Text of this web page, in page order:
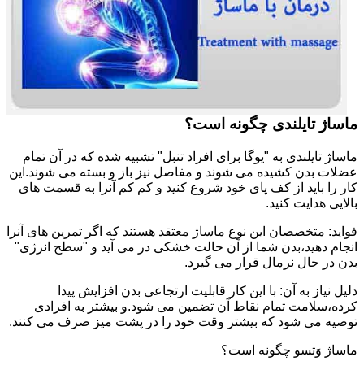
ماساژ تایلندی چگونه است؟
ماساژ تایلندی به "یوگا برای افراد تنبل" تشبیه شده که در آن تمام
عضلات بدن کشیده می شوند و مفاصل نیز باز و بسته می شوند.این
کار را باید از کف پای خود شروع کنید و کم کم آنرا به قسمت های
بالایی هدایت کنید.
فواید: متخصصان این نوع ماساژ معتقد هستند که اگر تمرین های آنرا
انجام دهید،بدن شما از آن حالت خشکی در می آید و "سطح انرژی"
بدن در حال نرمال قرار می گیرد.
دلیل نیاز به آن: با این کار قابلیت ارتجاعی بدن افزایش پیدا
کرده،سلامت تمام نقاط آن تضمین می شود.و بیشتر به افرادی
توصیه می شود که بیشتر وقت خود را در پشت میز صرف می کنند.
ماساژ وَتسو چگونه است؟